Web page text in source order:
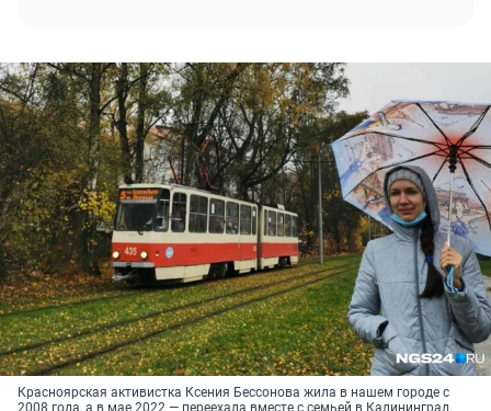
Красноярская активистка Ксения Бессонова жила в нашем городе с
2008 года, а в мае 2022 — переехала вместе с семьей в Калининград.